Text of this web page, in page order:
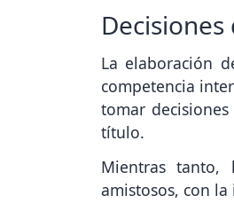
La elaboración
competencia
tomar
título.
Mientras tanto,
amistosos, con